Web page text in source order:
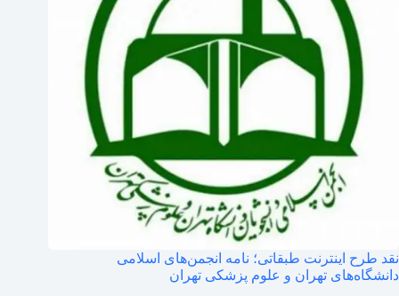
نقد طرح اینترنت طبقاتی؛ نامه انجمن‌های اسلامی
دانشگاه‌های تهران و علوم پزشکی تهران